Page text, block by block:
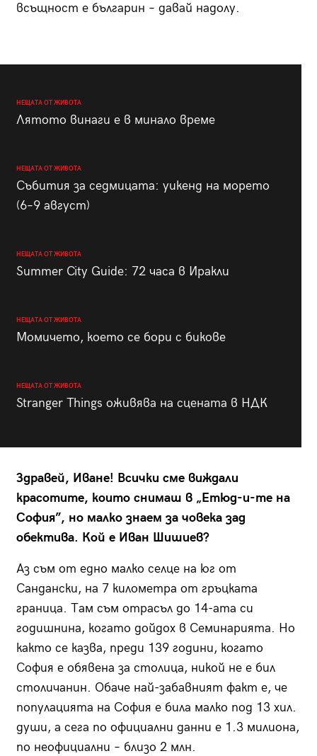
всъщност е българин – давай надолу.
НЕЩАТА ОТ ЖИВОТА
Лятото винаги е в минало време
НЕЩАТА ОТ ЖИВОТА
Събития за седмицата: уикенд на морето
(6–9 август)
НЕЩАТА ОТ ЖИВОТА
Summer City Guide: 72 часа в Иракли
НЕЩАТА ОТ ЖИВОТА
Момичето, което се бори с бикове
НЕЩАТА ОТ ЖИВОТА
Stranger Things оживява на сцената в НДК
Здравей, Иване! Всички сме виждали
красотите, които снимаш в „Етюд-и-те на
София”, но малко знаем за човека зад
обектива. Кой е Иван Шишиев?
Аз съм от едно малко селце на юг от
Сандански, на 7 километра от гръцката
граница. Там съм отрасъл до 14-ата си
годишнина, когато дойдох в Семинарията. Но
както се казва, преди 139 години, когато
София е обявена за столица, никой не е бил
столичанин. Обаче най-забавният факт е, че
популацията на София е била малко под 13 хил.
души, а сега по официални данни е 1.3 милиона,
по неофициални – близо 2 млн.